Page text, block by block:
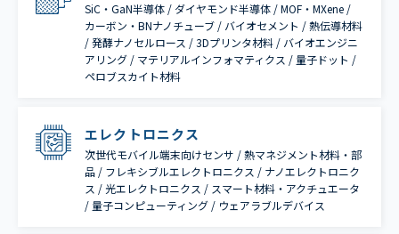
SiC・GaN半導体 / ダイヤモンド半導体 / MOF・MXene /
カーボン・BNナノチューブ / バイオセメント / 熱伝導材料
/ 発酵ナノセルロース / 3Dプリンタ材料 / バイオエンジニ
アリング / マテリアルインフォマティクス / 量子ドット /
ペロブスカイト材料
エレクトロニクス
次世代モバイル端末向けセンサ / 熱マネジメント材料・部
品 / フレキシブルエレクトロニクス / ナノエレクトロニク
ス / 光エレクトロニクス / スマート材料・アクチュエータ
/ 量子コンピューティング / ウェアラブルデバイス